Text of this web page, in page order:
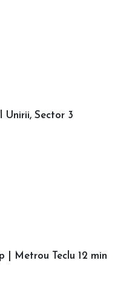
Unirii, Sector 3
| Metrou Teclu 12 min